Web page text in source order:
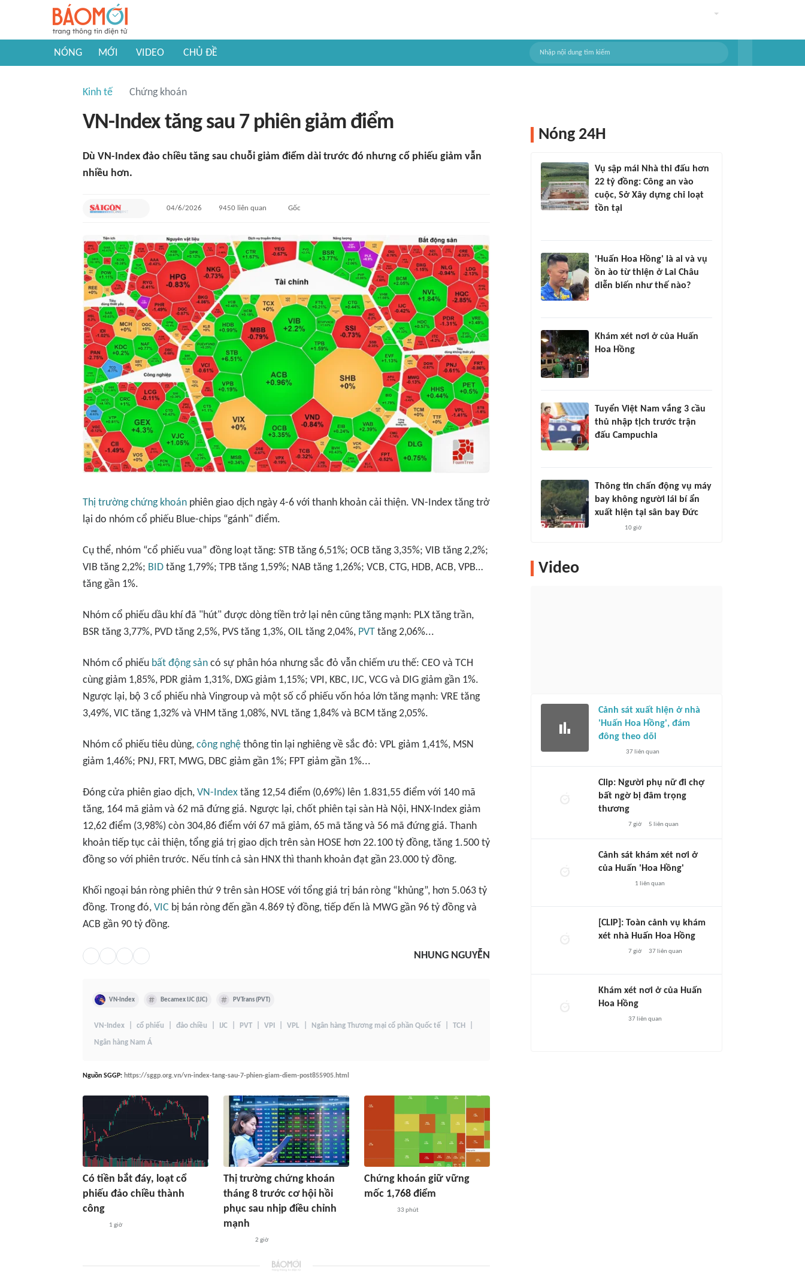
NÓNG MỚI VIDEO CHỦ ĐỀ
Kinh tế Chứng khoán
VN-Index tăng sau 7 phiên giảm điểm
Dù VN-Index đảo chiều tăng sau chuỗi giảm điểm dài trước đó nhưng cổ phiếu giảm vẫn
nhiều hơn.
04/6/2026 9450liên quan Gốc
Thị trường chứng khoán phiên giao dịch ngày 4-6 với thanh khoản cải thiện. VN-Index tăng trở
lại do nhóm cổ phiếu Blue-chips “gánh" điểm.
Cụ thể, nhóm “cổ phiếu vua” đồng loạt tăng: STB tăng 6,51%; OCB tăng 3,35%; VIB tăng 2,2%;
VIB tăng 2,2%; BID tăng 1,79%; TPB tăng 1,59%; NAB tăng 1,26%; VCB, CTG, HDB, ACB, VPB…
tăng gần 1%.
Nhóm cổ phiếu dầu khí đã "hút" được dòng tiền trở lại nên cũng tăng mạnh: PLX tăng trần,
BSR tăng 3,77%, PVD tăng 2,5%, PVS tăng 1,3%, OIL tăng 2,04%, PVT tăng 2,06%...
Nhóm cổ phiếu bất động sản có sự phân hóa nhưng sắc đỏ vẫn chiếm ưu thế: CEO và TCH
cùng giảm 1,85%, PDR giảm 1,31%, DXG giảm 1,15%; VPI, KBC, IJC, VCG và DIG giảm gần 1%.
Ngược lại, bộ 3 cổ phiếu nhà Vingroup và một số cổ phiếu vốn hóa lớn tăng mạnh: VRE tăng
3,49%, VIC tăng 1,32% và VHM tăng 1,08%, NVL tăng 1,84% và BCM tăng 2,05%.
Nhóm cổ phiếu tiêu dùng, công nghệ thông tin lại nghiêng về sắc đỏ: VPL giảm 1,41%, MSN
giảm 1,46%; PNJ, FRT, MWG, DBC giảm gần 1%; FPT giảm gần 1%...
Đóng cửa phiên giao dịch, VN-Index tăng 12,54 điểm (0,69%) lên 1.831,55 điểm với 140 mã
tăng, 164 mã giảm và 62 mã đứng giá. Ngược lại, chốt phiên tại sàn Hà Nội, HNX-Index giảm
12,62 điểm (3,98%) còn 304,86 điểm với 67 mã giảm, 65 mã tăng và 56 mã đứng giá. Thanh
khoản tiếp tục cải thiện, tổng giá trị giao dịch trên sàn HOSE hơn 22.100 tỷ đồng, tăng 1.500 tỷ
đồng so với phiên trước. Nếu tính cả sàn HNX thì thanh khoản đạt gần 23.000 tỷ đồng.
Khối ngoại bán ròng phiên thứ 9 trên sàn HOSE với tổng giá trị bán ròng “khủng”, hơn 5.063 tỷ
đồng. Trong đó, VIC bị bán ròng đến gần 4.869 tỷ đồng, tiếp đến là MWG gần 96 tỷ đồng và
ACB gần 90 tỷ đồng.
NHUNG NGUYỄN
VN-Index Becamex IJC (IJC) PVTrans (PVT)
VN-Index cổ phiếu đảo chiều IJC PVT VPI VPL Ngân hàng Thương mại cổ phần Quốc tế TCH
Ngân hàng Nam Á
Nguồn SGGP: https://sggp.org.vn/vn-index-tang-sau-7-phien-giam-diem-post855905.html
Có tiền bắt đáy, loạt cổ
phiếu đảo chiều thành
công
1 giờ
Thị trường chứng khoán
tháng 8 trước cơ hội hồi
phục sau nhịp điều chỉnh
mạnh
2 giờ
Chứng khoán giữ vững
mốc 1,768 điểm
33 phút
Nóng 24H
Vụ sập mái Nhà thi đấu hơn
22 tỷ đồng: Công an vào
cuộc, Sở Xây dựng chỉ loạt
tồn tại
'Huấn Hoa Hồng' là ai và vụ
ồn ào từ thiện ở Lai Châu
diễn biến như thế nào?
Khám xét nơi ở của Huấn
Hoa Hồng
Tuyển Việt Nam vắng 3 cầu
thủ nhập tịch trước trận
đấu Campuchia
Thông tin chấn động vụ máy
bay không người lái bí ẩn
xuất hiện tại sân bay Đức
10 giờ
Video
Cảnh sát xuất hiện ở nhà
'Huấn Hoa Hồng', đám
đông theo dõi
37liên quan
Clip: Người phụ nữ đi chợ
bất ngờ bị đâm trọng
thương
7 giờ 5 liên quan
Cảnh sát khám xét nơi ở
của Huấn 'Hoa Hồng'
1 liên quan
[CLIP]: Toàn cảnh vụ khám
xét nhà Huấn Hoa Hồng
7 giờ 37liên quan
Khám xét nơi ở của Huấn
Hoa Hồng
37liên quan